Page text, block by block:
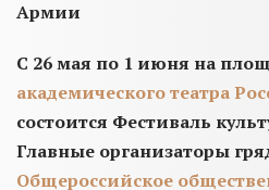
Армии
С 26 мая по 1 июня на
академического театра
состоится Фестиваль
Главные организаторы
Общероссийское